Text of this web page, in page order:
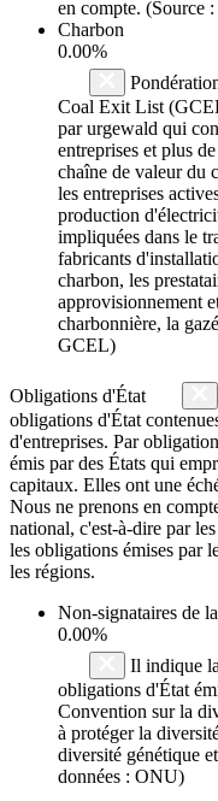
en compte. (Source
Charbon
0.00%
Coal Exit List
par urgewald qui
entreprises et plus
chaîne de valeur du
les entreprises
production
impliquées dans le
fabricants
charbon, les
approvisionnement
charbonnière, la
GCEL)
Obligations d'État
obligations d'État
d'entreprises. Par
émis par des États qui
capitaux. Elles ont une
Nous ne prenons en
national, c'est-à-dire par
les obligations émises par
les régions.
Non-signataires de
0.00%
Il indique
obligations d'État
Convention sur la
à protéger la
diversité génétique
données : ONU)